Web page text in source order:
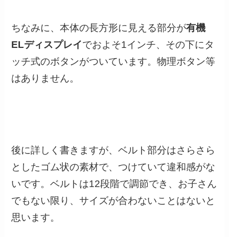
ちなみに、本体の長方形に見える部分が有機
ELディスプレイでおよそ1インチ、その下にタ
ッチ式のボタンがついています。物理ボタン等
はありません。
後に詳しく書きますが、ベルト部分はさらさら
としたゴム状の素材で、つけていて違和感がな
いです。ベルトは12段階で調節でき、お子さん
でもない限り、サイズが合わないことはないと
思います。